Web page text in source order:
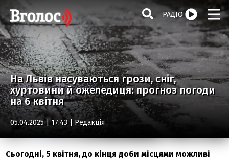
РАДІО
На Львів насуваються грози, сніг,
хуртовини й ожеледиця: прогноз погоди
на 6 квітня
05.04.2025 | 17:43 | Редакція
Сьогодні, 5 квітня, до кінця доби місцями можливі